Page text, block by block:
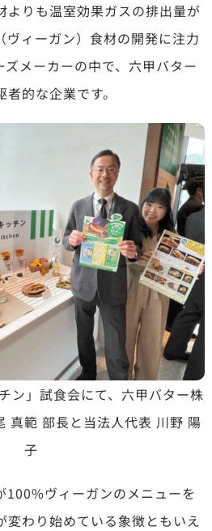
よりも温室効果ガスの排出量が
ヴィーガン）食材の開発に注力
ズメーカーの中で、六甲バター
的な企業です。
ン」試食会にて、六甲バター株
真範 部長と当法人代表 川野 陽
子
100%ヴィーガンのメニューを
変わり始めている象徴ともいえ